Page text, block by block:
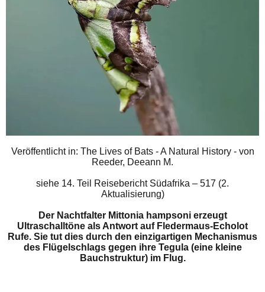
Veröffentlicht in: The Lives of Bats - A Natural History - von
Reeder, Deeann M.
siehe 14. Teil Reisebericht Südafrika – 517 (2.
Aktualisierung)
Der Nachtfalter Mittonia hampsoni erzeugt
Ultraschalltöne als Antwort auf Fledermaus-Echolot
Rufe. Sie tut dies durch den einzigartigen Mechanismus
des Flügelschlags gegen ihre Tegula (eine kleine
Bauchstruktur) im Flug.